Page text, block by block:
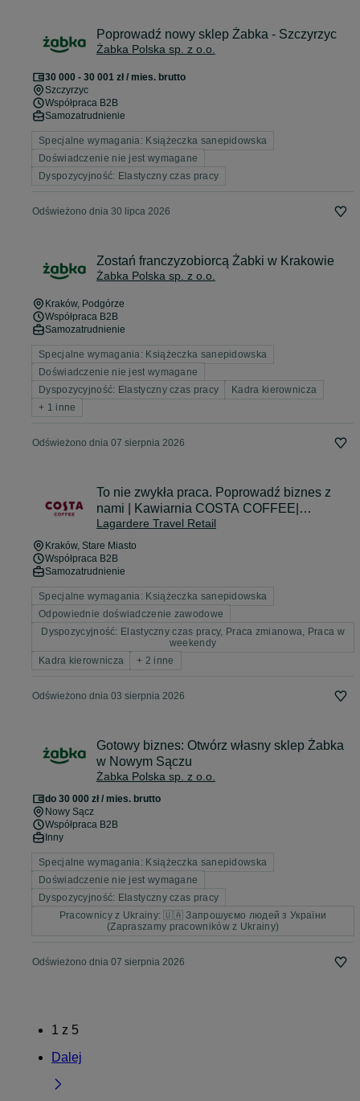
Poprowadź nowy sklep Żabka - Szczyrzyc
Żabka Polska sp. z o.o.
30 000 - 30 001 zł / mies. brutto
Szczyrzyc
Współpraca B2B
Samozatrudnienie
Specjalne wymagania: Książeczka sanepidowska
Doświadczenie nie jest wymagane
Dyspozycyjność: Elastyczny czas pracy
Odświeżono dnia 30 lipca 2026
Zostań franczyzobiorcą Żabki w Krakowie
Żabka Polska sp. z o.o.
Kraków, Podgórze
Współpraca B2B
Samozatrudnienie
Specjalne wymagania: Książeczka sanepidowska
Doświadczenie nie jest wymagane
Dyspozycyjność: Elastyczny czas pracy
Kadra kierownicza
+ 1 inne
Odświeżono dnia 07 sierpnia 2026
To nie zwykła praca. Poprowadź biznes z
nami | Kawiarnia COSTA COFFEE|
Floriańska, Kraków
Lagardere Travel Retail
Kraków, Stare Miasto
Współpraca B2B
Samozatrudnienie
Specjalne wymagania: Książeczka sanepidowska
Odpowiednie doświadczenie zawodowe
Dyspozycyjność: Elastyczny czas pracy, Praca zmianowa, Praca w
weekendy
Kadra kierownicza
+ 2 inne
Odświeżono dnia 03 sierpnia 2026
Gotowy biznes: Otwórz własny sklep Żabka
w Nowym Sączu
Żabka Polska sp. z o.o.
do 30 000 zł / mies. brutto
Nowy Sącz
Współpraca B2B
Inny
Specjalne wymagania: Książeczka sanepidowska
Doświadczenie nie jest wymagane
Dyspozycyjność: Elastyczny czas pracy
Pracownicy z Ukrainy: 🇺🇦 Запрошуємо людей з України
(Zapraszamy pracowników z Ukrainy)
Odświeżono dnia 07 sierpnia 2026
1 z 5
Dalej